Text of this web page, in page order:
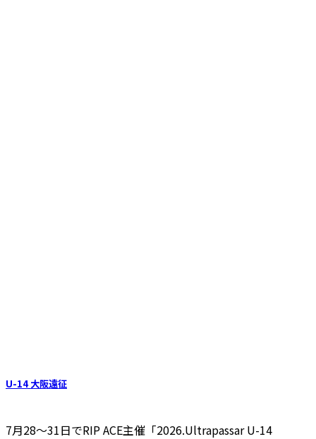
U-14 大阪遠征
7月28〜31日でRIP ACE主催「2026.Ultrapassar U-14